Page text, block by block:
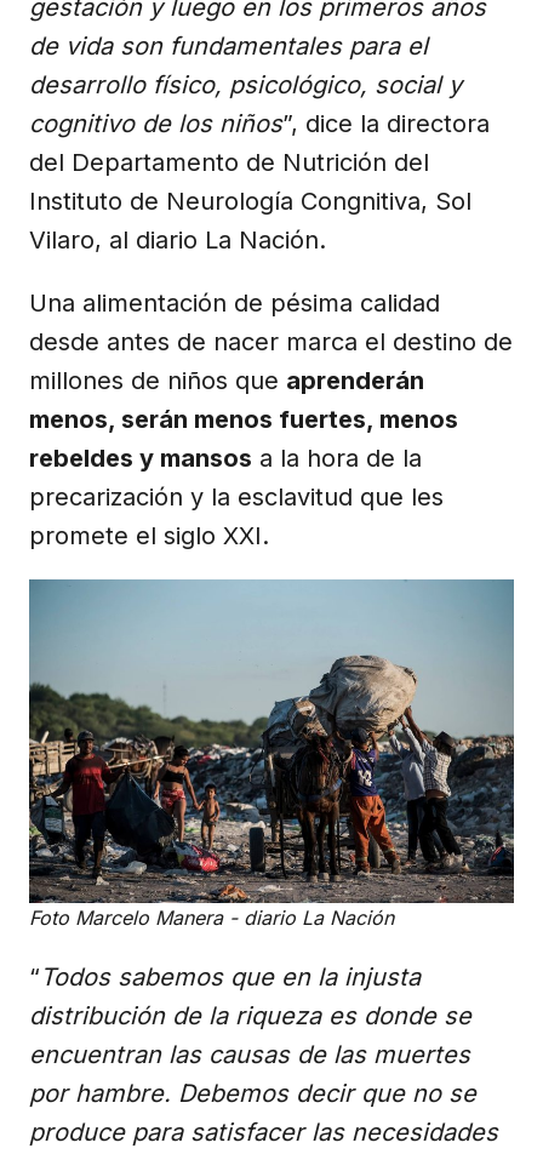
gestación y luego en los primeros años
de vida son fundamentales para el
desarrollo físico, psicológico, social y
cognitivo de los niños”, dice la directora
del Departamento de Nutrición del
Instituto de Neurología Congnitiva, Sol
Vilaro, al diario La Nación.
Una alimentación de pésima calidad
desde antes de nacer marca el destino de
millones de niños que aprenderán
menos, serán menos fuertes, menos
rebeldes y mansos a la hora de la
precarización y la esclavitud que les
promete el siglo XXI.
Foto Marcelo Manera - diario La Nación
“ Todos sabemos que en la injusta
distribución de la riqueza es donde se
encuentran las causas de las muertes
por hambre. Debemos decir que no se
produce para satisfacer las necesidades